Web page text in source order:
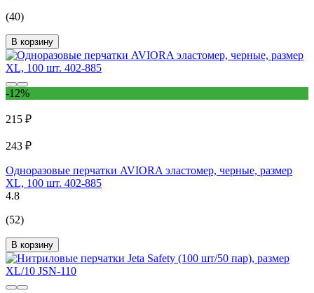
(40)
В корзину
-12%
215 ₽
243 ₽
Одноразовые перчатки AVIORA эластомер, черные, размер
XL, 100 шт. 402-885
4.8
(52)
В корзину